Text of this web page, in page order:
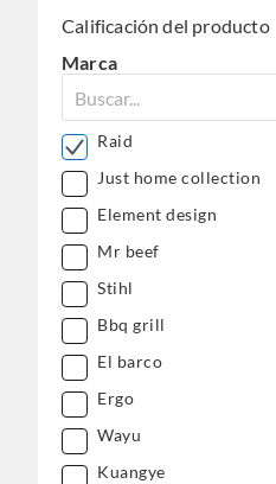
Calificación del producto
Marca
Raid
Just home collection
Element design
Mr beef
Stihl
Bbq grill
El barco
Ergo
Wayu
Kuangye